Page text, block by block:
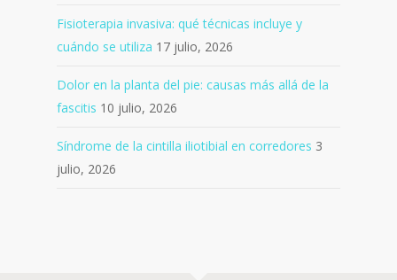
Fisioterapia invasiva: qué técnicas incluye y
cuándo se utiliza 17 julio, 2026
Dolor en la planta del pie: causas más allá de la
fascitis 10 julio, 2026
Síndrome de la cintilla iliotibial en corredores 3
julio, 2026